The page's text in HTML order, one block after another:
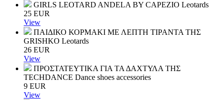
GIRLS LEOTARD ANDELA BY CAPEZIO Leotards
25 EUR
View
ΠΑΙΔΙΚΟ ΚΟΡΜΑΚΙ ΜΕ ΛΕΠΤΗ ΤΙΡΑΝΤΑ ΤΗΣ
GRISHKO Leotards
26 EUR
View
ΠΡΟΣΤΑΤΕΥΤΙΚΑ ΓΙΑ ΤΑ ΔΑΧΤΥΛΑ ΤΗΣ
TECHDANCE Dance shoes accessories
9 EUR
View